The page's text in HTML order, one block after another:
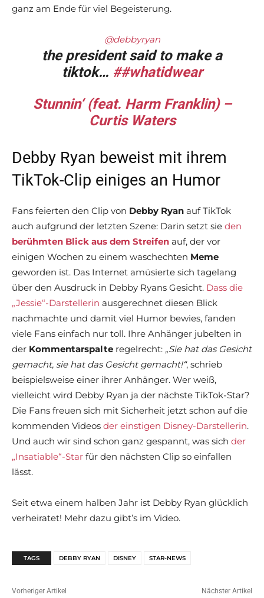
ganz am Ende für viel Begeisterung.
@debbyryan
the president said to make a
tiktok… ##whatidwear
Stunnin‘ (feat. Harm Franklin) –
Curtis Waters
Debby Ryan beweist mit ihrem
TikTok-Clip einiges an Humor
Fans feierten den Clip von Debby Ryan auf TikTok
auch aufgrund der letzten Szene: Darin setzt sie den
berühmten Blick aus dem Streifen auf, der vor
einigen Wochen zu einem waschechten Meme
geworden ist. Das Internet amüsierte sich tagelang
über den Ausdruck in Debby Ryans Gesicht. Dass die
„Jessie“-Darstellerin ausgerechnet diesen Blick
nachmachte und damit viel Humor bewies, fanden
viele Fans einfach nur toll. Ihre Anhänger jubelten in
der Kommentarspalte regelrecht: „Sie hat das Gesicht
gemacht, sie hat das Gesicht gemacht!“, schrieb
beispielsweise einer ihrer Anhänger. Wer weiß,
vielleicht wird Debby Ryan ja der nächste TikTok-Star?
Die Fans freuen sich mit Sicherheit jetzt schon auf die
kommenden Videos der einstigen Disney-Darstellerin.
Und auch wir sind schon ganz gespannt, was sich der
„Insatiable“-Star für den nächsten Clip so einfallen
lässt.
Seit etwa einem halben Jahr ist Debby Ryan glücklich
verheiratet! Mehr dazu gibt’s im Video.
TAGS DEBBY RYAN DISNEY STAR-NEWS
Vorheriger Artikel Nächster Artikel